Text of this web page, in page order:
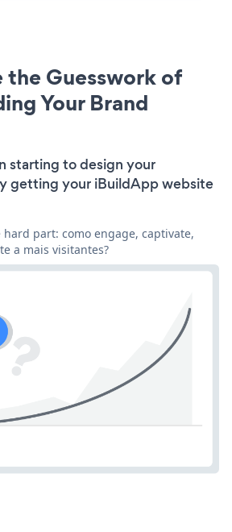
the Guesswork of
Your Brand
starting to design your
getting your iBuildApp website
part: como engage, captivate,
a mais visitantes?